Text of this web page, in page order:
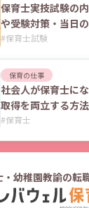
保育士実技試験の
や受験対策・当日
#保育士試験
保育の仕事
社会人が保育士に
取得を両立する方
#保育士
・幼稚園教諭の転